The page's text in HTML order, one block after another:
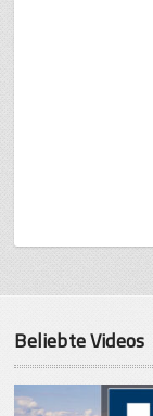
Beliebte Videos